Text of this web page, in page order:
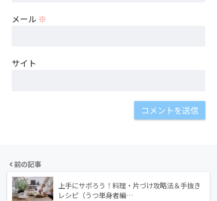
メール ※
サイト
前の記事
上手にサボろう！料理・片づけ攻略法＆手抜き
レシピ（うつ単身者編…